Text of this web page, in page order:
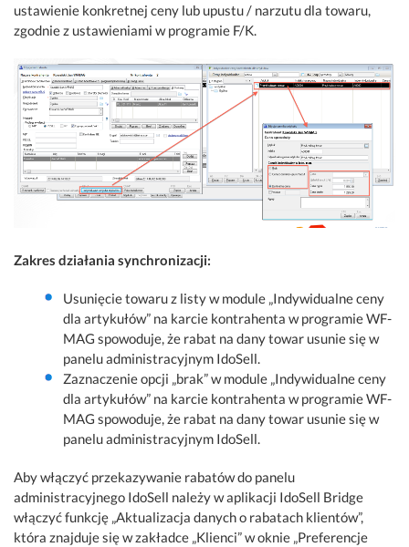
ustawienie konkretnej ceny lub upustu / narzutu dla towaru,
zgodnie z ustawieniami w programie F/K.
Zakres działania synchronizacji:
Usunięcie towaru z listy w module „Indywidualne ceny
dla artykułów” na karcie kontrahenta w programie WF-
MAG spowoduje, że rabat na dany towar usunie się w
panelu administracyjnym IdoSell.
Zaznaczenie opcji „brak” w module „Indywidualne ceny
dla artykułów” na karcie kontrahenta w programie WF-
MAG spowoduje, że rabat na dany towar usunie się w
panelu administracyjnym IdoSell.
Aby włączyć przekazywanie rabatów do panelu
administracyjnego IdoSell należy w aplikacji IdoSell Bridge
włączyć funkcję „Aktualizacja danych o rabatach klientów”,
która znajduje się w zakładce „Klienci” w oknie „Preferencje